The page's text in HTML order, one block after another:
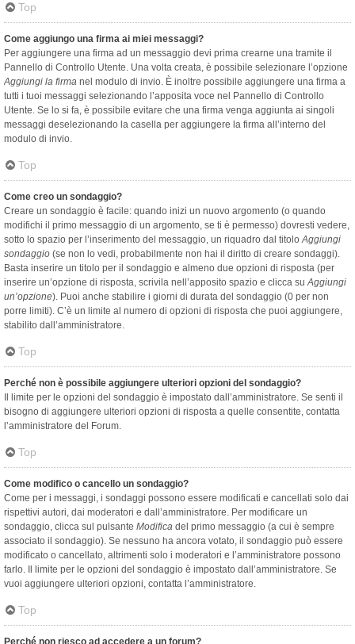
Top
Come aggiungo una firma ai miei messaggi?
Per aggiungere una firma ad un messaggio devi prima crearne una tramite il
Pannello di Controllo Utente. Una volta creata, è possibile selezionare l’opzione
Aggiungi la firma nel modulo di invio. È inoltre possibile aggiungere una firma a
tutti i tuoi messaggi selezionando l’apposita voce nel Pannello di Controllo
Utente. Se lo si fa, è possibile evitare che una firma venga aggiunta ai singoli
messaggi deselezionando la casella per aggiungere la firma all’interno del
modulo di invio.
Top
Come creo un sondaggio?
Creare un sondaggio è facile: quando inizi un nuovo argomento (o quando
modifichi il primo messaggio di un argomento, se ti è permesso) dovresti vedere,
sotto lo spazio per l’inserimento del messaggio, un riquadro dal titoloAggiungi
sondaggio (se non lo vedi, probabilmente non hai il diritto di creare sondaggi).
Basta inserire un titolo per il sondaggio e almeno due opzioni di risposta (per
inserire un’opzione di risposta, scrivila nell’apposito spazio e clicca suAggiungi
un’opzione). Puoi anche stabilire i giorni di durata del sondaggio (0 per non
porre limiti). C’è un limite al numero di opzioni di risposta che puoi aggiungere,
stabilito dall’amministratore.
Top
Perché non è possibile aggiungere ulteriori opzioni del sondaggio?
Il limite per le opzioni del sondaggio è impostato dall’amministratore. Se senti il
bisogno di aggiungere ulteriori opzioni di risposta a quelle consentite, contatta
l’amministratore del Forum.
Top
Come modifico o cancello un sondaggio?
Come per i messaggi, i sondaggi possono essere modificati e cancellati solo dai
rispettivi autori, dai moderatori e dall’amministratore. Per modificare un
sondaggio, clicca sul pulsante Modifica del primo messaggio (a cui è sempre
associato il sondaggio). Se nessuno ha ancora votato, il sondaggio può essere
modificato o cancellato, altrimenti solo i moderatori e l’amministratore possono
farlo. Il limite per le opzioni del sondaggio è impostato dall’amministratore. Se
vuoi aggiungere ulteriori opzioni, contatta l’amministratore.
Top
Perché non riesco ad accedere a un forum?